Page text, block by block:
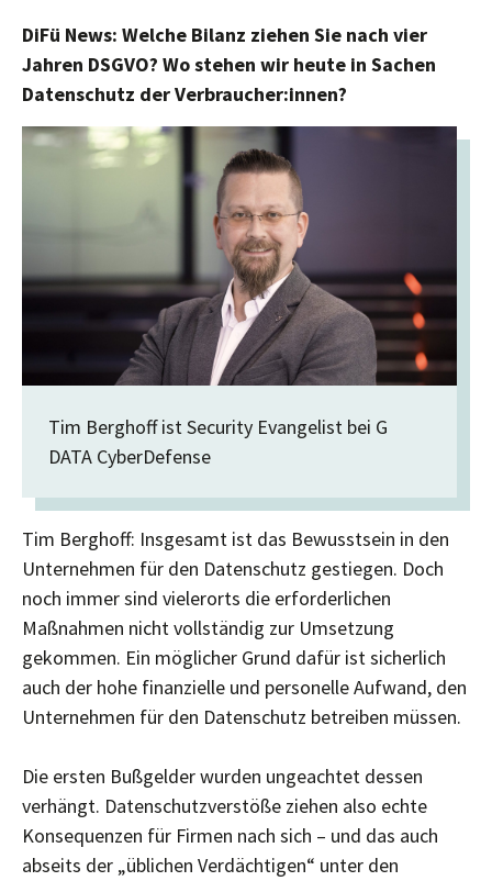
DiFü News: Welche Bilanz ziehen Sie nach vier
Jahren DSGVO? Wo stehen wir heute in Sachen
Datenschutz der Verbraucher:innen?
Tim Berghoff ist Security Evangelist bei G
DATA CyberDefense
Tim Berghoff: Insgesamt ist das Bewusstsein in den
Unternehmen für den Datenschutz gestiegen. Doch
noch immer sind vielerorts die erforderlichen
Maßnahmen nicht vollständig zur Umsetzung
gekommen. Ein möglicher Grund dafür ist sicherlich
auch der hohe finanzielle und personelle Aufwand, den
Unternehmen für den Datenschutz betreiben müssen.
Die ersten Bußgelder wurden ungeachtet dessen
verhängt. Datenschutzverstöße ziehen also echte
Konsequenzen für Firmen nach sich – und das auch
abseits der „üblichen Verdächtigen“ unter den